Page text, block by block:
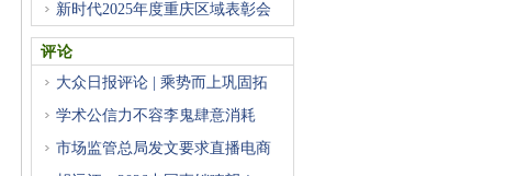
新时代2025年度重庆区域表彰会
在
评论
大众日报评论 | 乘势而上巩固拓
学术公信力不容李鬼肆意消耗
市场监管总局发文要求直播电商